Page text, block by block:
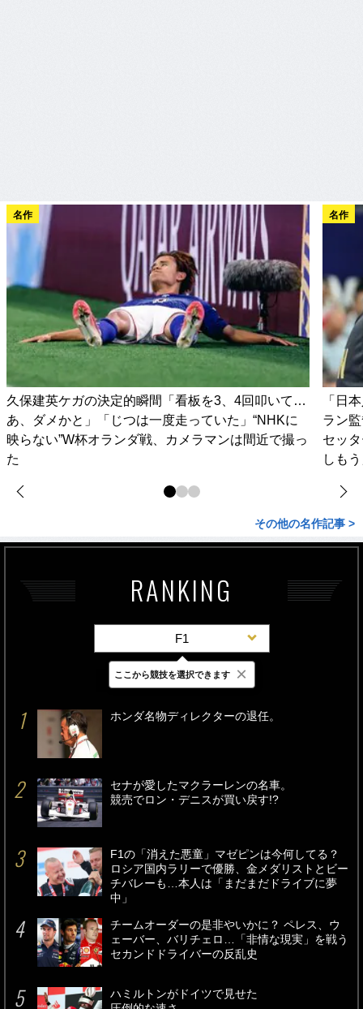
名作
久保建英ケガの決定的瞬間「看板を3、4回叩いて…
あ、ダメかと」「じつは一度走っていた」“NHKに
映らない”W杯オランダ戦、カメラマンは間近で撮っ
た
名作
「日
ラン
セッ
しも
その他の名作記事 >
RANKING
F1
最新 24時間 週間
ホンダ名物ディレクターの退任。
セナが愛したマクラーレンの名車。
競売でロン・デニスが買い戻す!?
F1の「消えた悪童」マゼピンは今何してる？
ロシア国内ラリーで優勝、金メダリストとビー
チバレーも…本人は「まだまだドライブに夢
中」
チームオーダーの是非やいかに？ ペレス、ウ
ェーバー、バリチェロ…「非情な現実」を戦う
セカンドドライバーの反乱史
ハミルトンがドイツで見せた
ここから競技を選択できます ×